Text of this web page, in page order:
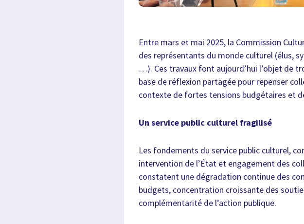
Entre mars et mai 2025, la Commission
des représentants du monde culturel (élus,
…). Ces travaux font aujourd’hui l’objet de
base de réflexion partagée pour repenser
contexte de fortes tensions budgétaires et
Un service public culturel fragilisé
Les fondements du service public culturel,
intervention de l’État et engagement des
constatent une dégradation continue des
budgets, concentration croissante des
complémentarité de l’action publique.